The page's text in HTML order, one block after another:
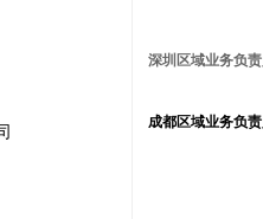
深圳区域业务负
成都区域业务负